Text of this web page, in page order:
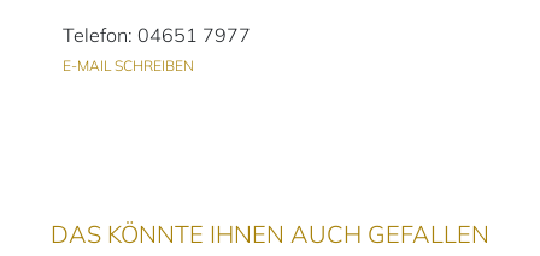
Telefon: 04651 7977
E-MAIL SCHREIBEN
DAS KÖNNTE IHNEN AUCH GEFALLEN